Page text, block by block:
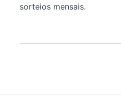
sorteios mensais.